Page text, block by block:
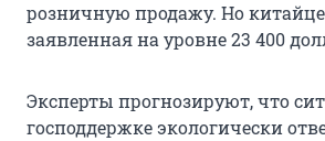
розничную продажу. Но
заявленная на уровне 23 400
Эксперты прогнозируют, что
господдержке экологически